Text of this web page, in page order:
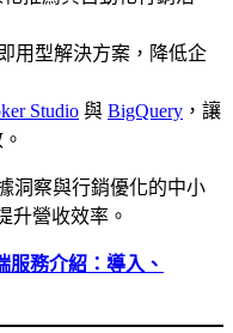
用型解決方案，降低企
Studio 與 BigQuery ，讓
洞察與行銷優化的中小
升營收效率。
服務介紹：導入、